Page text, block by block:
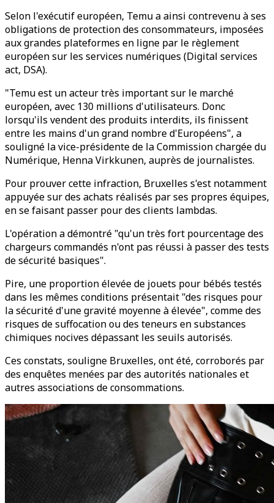
Selon l'exécutif européen, Temu a ainsi contrevenu à ses
obligations de protection des consommateurs, imposées
aux grandes plateformes en ligne par le règlement
européen sur les services numériques (Digital services
act, DSA).
"Temu est un acteur très important sur le marché
européen, avec 130 millions d'utilisateurs. Donc
lorsqu'ils vendent des produits interdits, ils finissent
entre les mains d'un grand nombre d'Européens", a
souligné la vice-présidente de la Commission chargée du
Numérique, Henna Virkkunen, auprès de journalistes.
Pour prouver cette infraction, Bruxelles s'est notamment
appuyée sur des achats réalisés par ses propres équipes,
en se faisant passer pour des clients lambdas.
L'opération a démontré "qu'un très fort pourcentage des
chargeurs commandés n'ont pas réussi à passer des tests
de sécurité basiques".
Pire, une proportion élevée de jouets pour bébés testés
dans les mêmes conditions présentait "des risques pour
la sécurité d'une gravité moyenne à élevée", comme des
risques de suffocation ou des teneurs en substances
chimiques nocives dépassant les seuils autorisés.
Ces constats, souligne Bruxelles, ont été, corroborés par
des enquêtes menées par des autorités nationales et
autres associations de consommations.